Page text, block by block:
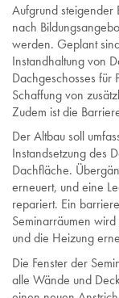
Aufgrund steigender
nach
werden. Geplant
Instandhaltung von
Dachgeschosses für
Schaffung von
Zudem ist die
Der Altbau soll
Instandsetzung des
Dachfläche.
erneuert, und eine
repariert. Ein
Seminarräumen
und die Heizung
Die Fenster der
alle Wände und